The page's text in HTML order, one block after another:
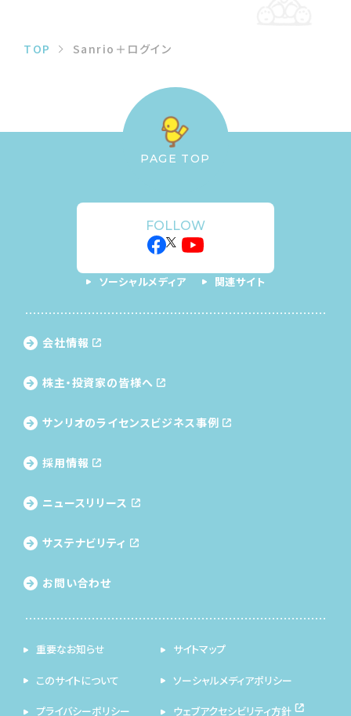
TOP Sanrio＋ログイン
PAGE TOP
FOLLOW
ソーシャルメディア 関連サイト
会社情報
株主・投資家の皆様へ
サンリオのライセンス ビジネス事例
採用情報
ニュースリリース
サステナビリティ
お問い合わせ
重要なお知らせ サイトマップ
このサイトについて ソーシャルメディアポリシー
プライバシーポリシー ウェブアクセシビリティ方針